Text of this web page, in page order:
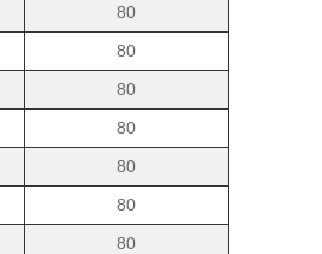
80
80
80
80
80
80
80